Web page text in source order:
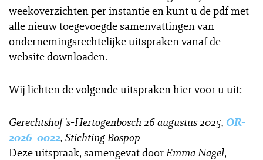
weekoverzichten per instantie en kunt u de pdf met
alle nieuw toegevoegde samenvattingen van
ondernemingsrechtelijke uitspraken vanaf de
website downloaden.
Wij lichten de volgende uitspraken hier voor u uit:
Gerechtshof 's-Hertogenbosch 26 augustus 2025, OR-
2026-0022, Stichting Bospop
Deze uitspraak, samengevat doorEmma Nagel,